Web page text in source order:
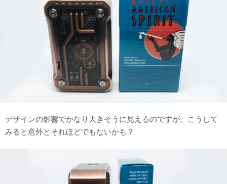
デザインの影響でかなり大きそうに見えるのですが、こうして
みると意外とそれほどでもないかも？